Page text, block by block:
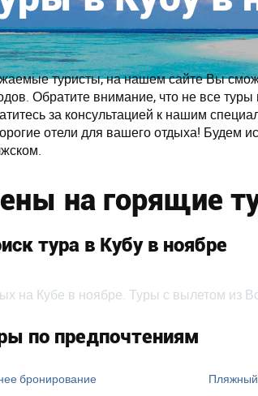
туристы, на нашем сайте Вы
Обратите внимание, что не все
за консультацией к нашим
отели для вашего отдыха! Будем
на горящие
тура в Кубу в ноябре
на Кубе в ноябре. Туры с вылетом из
по предпочтениям
бронирование